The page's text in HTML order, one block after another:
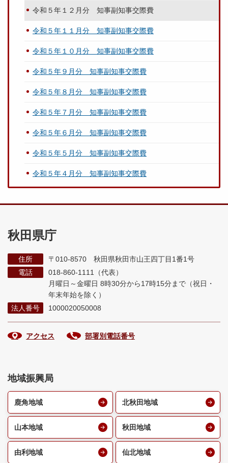
令和５年１２月分 知事副知事交際費
令和５年１１月分 知事副知事交際費
令和５年１０月分 知事副知事交際費
令和５年９月分 知事副知事交際費
令和５年８月分 知事副知事交際費
令和５年７月分 知事副知事交際費
令和５年６月分 知事副知事交際費
令和５年５月分 知事副知事交際費
令和５年４月分 知事副知事交際費
秋田県庁
住所
〒010-8570 秋田県秋田市山王四丁目1番1号
電話
018-860-1111（代表）
月曜日～金曜日 8時30分から17時15分まで （祝日・
年末年始を除く）
法人番号
1000020050008
アクセス 部署別電話番号
地域振興局
鹿角地域 北秋田地域
山本地域 秋田地域
由利地域 仙北地域